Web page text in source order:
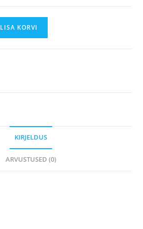
LISA KORVI
KIRJELDUS
ARVUSTUSED (0)